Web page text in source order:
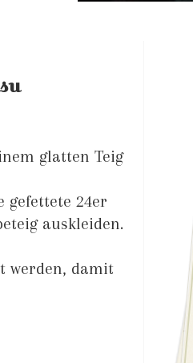
glatten Teig
gefettete 24er
auskleiden.
werden, damit